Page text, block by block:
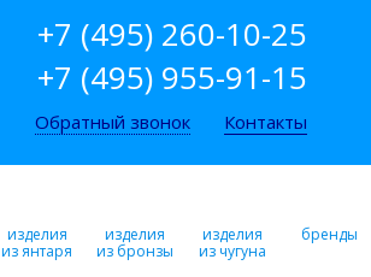
+7 (495) 260-10-25
+7 (495) 955-91-15
Обратный звонок Контакты
изделия
из янтаря
изделия
из бронзы
изделия
из чугуна
бренды